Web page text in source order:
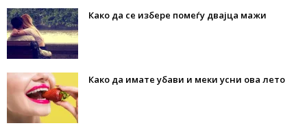
Како да се избере помеѓу двајца мажи
Како да имате убави и меки усни ова лето